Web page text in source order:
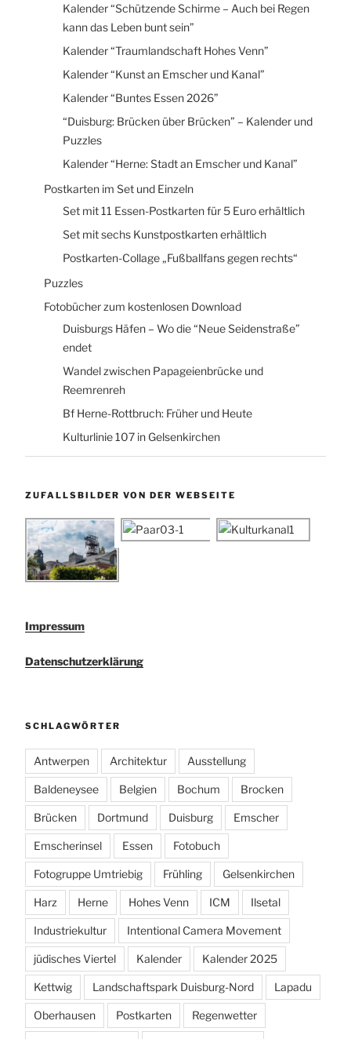
Kalender “Schützende Schirme – Auch bei Regen
kann das Leben bunt sein”
Kalender “Traumlandschaft Hohes Venn”
Kalender “Kunst an Emscher und Kanal”
Kalender “Buntes Essen 2026”
“Duisburg: Brücken über Brücken” – Kalender und
Puzzles
Kalender “Herne: Stadt an Emscher und Kanal”
Postkarten im Set und Einzeln
Set mit 11 Essen-Postkarten für 5 Euro erhältlich
Set mit sechs Kunstpostkarten erhältlich
Postkarten-Collage „Fußballfans gegen rechts“
Puzzles
Fotobücher zum kostenlosen Download
Duisburgs Häfen – Wo die “Neue Seidenstraße”
endet
Wandel zwischen Papageienbrücke und
Reemrenreh
Bf Herne-Rottbruch: Früher und Heute
Kulturlinie 107 in Gelsenkirchen
ZUFALLSBILDER VON DER WEBSEITE
Impressum
Datenschutzerklärung
SCHLAGWÖRTER
Antwerpen Architektur Ausstellung
Baldeneysee Belgien Bochum Brocken
Brücken Dortmund Duisburg Emscher
Emscherinsel Essen Fotobuch
Fotogruppe Umtriebig Frühling Gelsenkirchen
Harz Herne Hohes Venn ICM Ilsetal
Industriekultur Intentional Camera Movement
jüdisches Viertel Kalender Kalender 2025
Kettwig Landschaftspark Duisburg-Nord Lapadu
Oberhausen Postkarten Regenwetter